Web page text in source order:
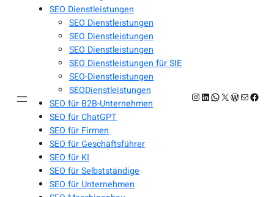
SEO Dienstleistungen
SEO Dienstleistungen
SEO Dienstleistungen
SEO Dienstleistungen
SEO Dienstleistungen für SIE
SEO-Dienstleistungen
SEODienstleistungen
SEO für B2B-Unternehmen
SEO für ChatGPT
SEO für Firmen
SEO für Geschäftsführer
SEO für KI
SEO für Selbstständige
SEO für Unternehmen
Instagram
LinkedIn
WhatsApp
X E-Mail